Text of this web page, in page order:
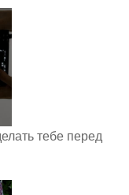
тебе перед